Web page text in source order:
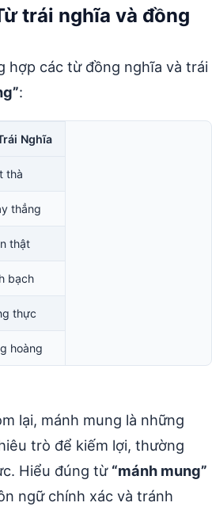
trái nghĩa và đồng
hợp các từ đồng nghĩa và trái
:
Nghĩa
thà
thẳng
thật
bạch
thực
hoàng
lại, mánh mung là những
trò để kiếm lợi, thường
Hiểu đúng từ “mánh mung”
ngữ chính xác và tránh